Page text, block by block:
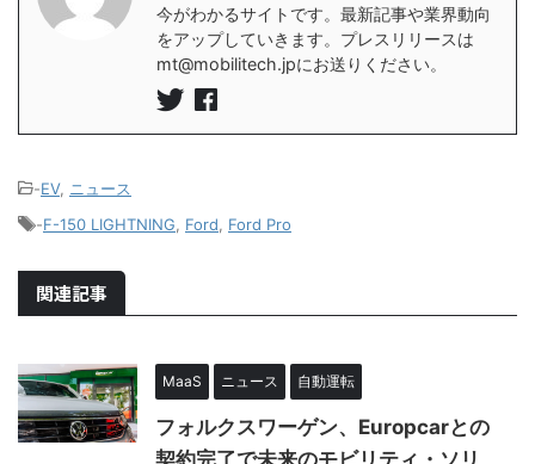
今がわかるサイトです。最新記事や業界動向
をアップしていきます。プレスリリースは
mt@mobilitech.jpにお送りください。
-EV, ニュース
-F-150 LIGHTNING Ford Ford Pro
関連記事
MaaS ニュース 自動運転
フォルクスワーゲン、Europcarとの
契約完了で未来のモビリティ・ソリ